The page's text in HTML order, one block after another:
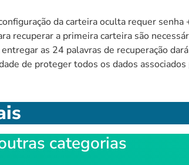
da carteira oculta requer
recuperar a primeira carteira são
as 24 palavras de recuperação
de proteger todos os dados
categorias